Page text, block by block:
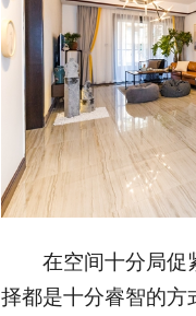
在空间十分局促
择都是十分睿智的方